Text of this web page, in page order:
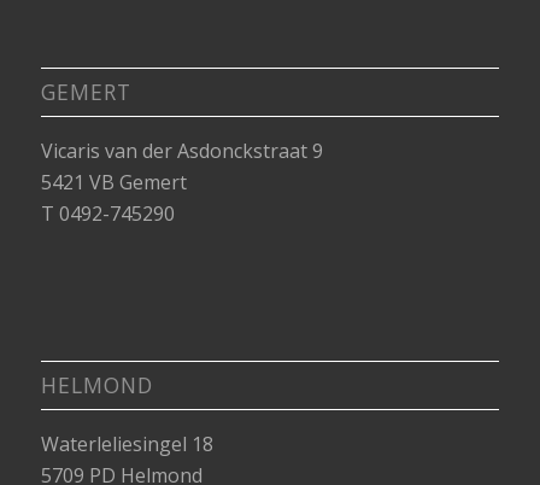
GEMERT
Vicaris van der Asdonckstraat 9
5421 VB Gemert
T 0492-745290
HELMOND
Waterleliesingel 18
5709 PD Helmond